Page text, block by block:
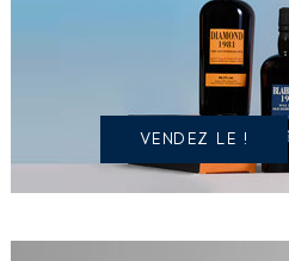
SPIRITUEUX
IDENTIQUE
VENDEZ LE !